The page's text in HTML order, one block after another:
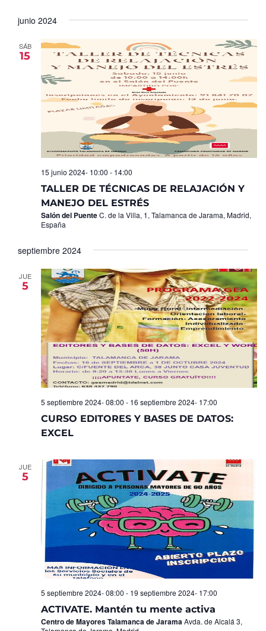
junio 2024
SÁB
15
TALLER DE TÉCNICAS DE RELAJACIÓN Y
MANEJO DEL ESTRÉS
15 junio 2024- 10:00 - 14:00
Salón del PuenteC. de la Villa, 1, Talamanca de Jarama, Madrid,
España
septiembre 2024
JUE
5
CURSO EDITORES Y BASES DE DATOS:
EXCEL
5 septiembre 2024- 08:00 - 16 septiembre 2024- 17:00
JUE
5
ACTIVATE. Mantén tu mente activa
5 septiembre 2024- 08:00 - 19 septiembre 2024- 17:00
Centro de Mayores Talamanca de JaramaAvda. de Alcalá 3,